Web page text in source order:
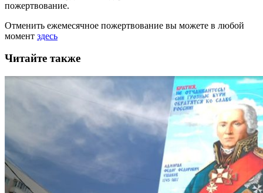
пожертвование.
Отменить ежемесячное пожертвование вы можете в любой
момент здесь
Читайте также